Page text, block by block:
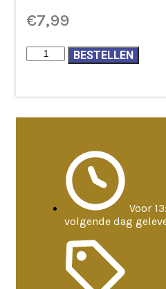
€7,99
Magneet
decoratie
BESTELLEN
Voor
volgende dag